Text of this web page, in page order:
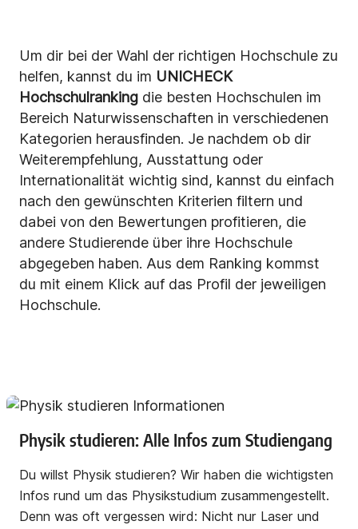
Um dir bei der Wahl der richtigen Hochschule zu
helfen, kannst du im UNICHECK
Hochschulranking die besten Hochschulen im
Bereich Naturwissenschaften in verschiedenen
Kategorien herausfinden. Je nachdem ob dir
Weiterempfehlung, Ausstattung oder
Internationalität wichtig sind, kannst du einfach
nach den gewünschten Kriterien filtern und
dabei von den Bewertungen profitieren, die
andere Studierende über ihre Hochschule
abgegeben haben. Aus dem Ranking kommst
du mit einem Klick auf das Profil der jeweiligen
Hochschule.
Physik studieren: Alle Infos zum Studiengang
Du willst Physik studieren? Wir haben die wichtigsten
Infos rund um das Physikstudium zusammengestellt.
Denn was oft vergessen wird: Nicht nur Laser und